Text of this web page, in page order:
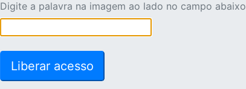
Digite a palavra na imagem ao lado no campo abaixo